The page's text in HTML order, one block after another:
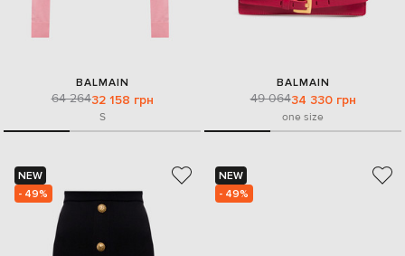
BALMAIN
64 26432 158 грн
S
BALMAIN
49 06434 330 грн
one size
NEW
- 49%
NEW
- 49%